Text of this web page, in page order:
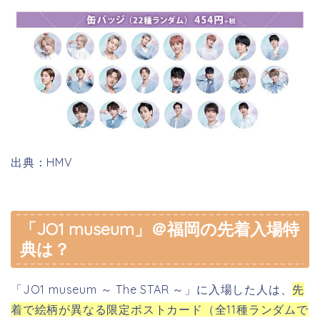
出典：HMV
「JO1 museum」＠福岡の先着入場特
典は？
「JO1 museum ～ The STAR ～」に入場した人は、 先
着で絵柄が異なる限定ポストカード（全11種ランダムで